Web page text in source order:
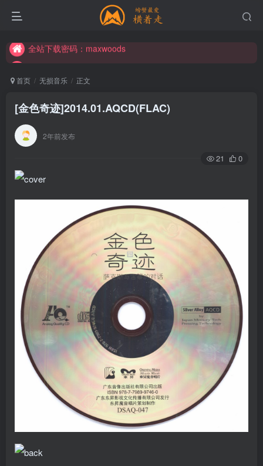
全站下载密码：maxwoods
全站下载密码：maxwoods
首页 无损音乐 正文
[金色奇迹]2014.01.AQCD(FLAC)
2年前发布
21 0